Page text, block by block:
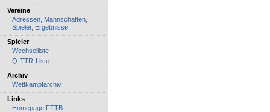
Vereine
Adressen, Mannschaften,
Spieler, Ergebnisse
Spieler
Wechselliste
Q-TTR-Liste
Archiv
Wettkampfarchiv
Links
Homepage FTTB